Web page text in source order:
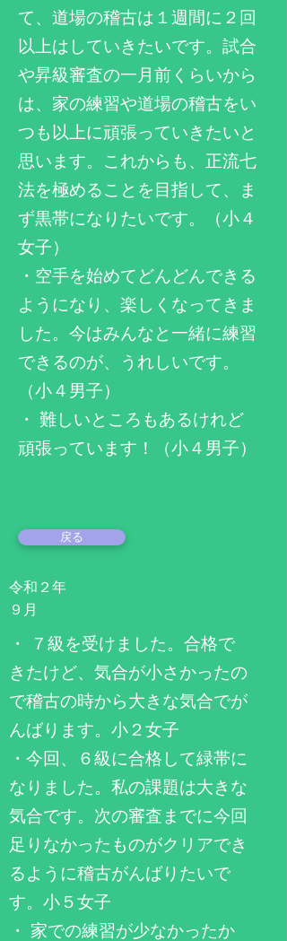
て、道場の稽古は１週間に２回
以上はしていきたいです。試合
や昇級審査の一月前くらいから
は、家の練習や道場の稽古をい
つも以上に頑張っていきたいと
思います。これからも、正流七
法を極めることを目指して、ま
ず黒帯になりたいです。（小４
女子）
・空手を始めてどんどんできる
ようになり、楽しくなってきま
した。今はみんなと一緒に練習
できるのが、うれしいです。
（小４男子）
・ 難しいところもあるけれど
頑張っています！（小４男子）
戻る
令和２年
​９月
​・ ７級を受けました。合格で
きたけど、気合が小さかったの
で稽古の時から大きな気合でが
んばります。小２女子
・今回、６級に合格して緑帯に
なりました。私の課題は大きな
気合です。次の審査までに今回
足りなかったものがクリアでき
るように稽古がんばりたいで
す。小５女子
・ 家での練習が少なかったか